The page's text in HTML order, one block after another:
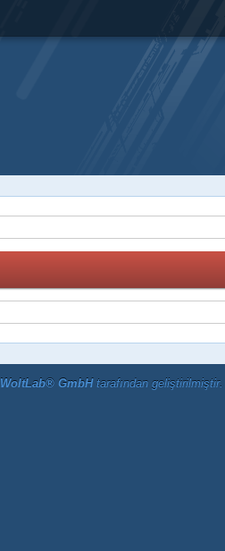
WoltLab® GmbHtarafından geliştirilmiştir.